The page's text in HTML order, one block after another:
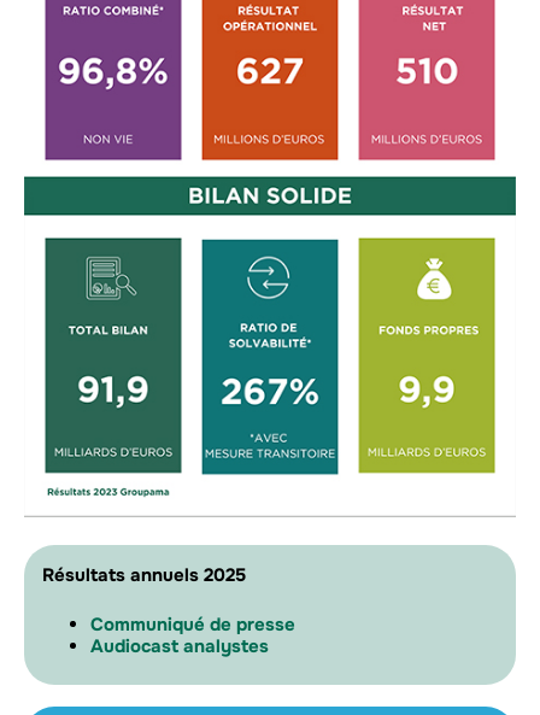
Résultats annuels 2025
Communiqué de presse
Audiocast analystes